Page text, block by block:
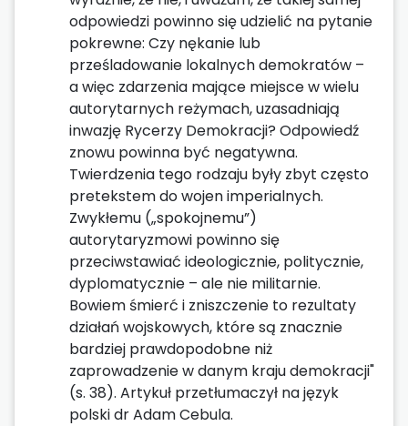
odpowiedzi powinno się udzielić na pytanie
pokrewne: Czy nękanie lub
prześladowanie lokalnych demokratów –
a więc zdarzenia mające miejsce w wielu
autorytarnych reżymach, uzasadniają
inwazję Rycerzy Demokracji? Odpowiedź
znowu powinna być negatywna.
Twierdzenia tego rodzaju były zbyt często
pretekstem do wojen imperialnych.
Zwykłemu („spokojnemu”)
autorytaryzmowi powinno się
przeciwstawiać ideologicznie, politycznie,
dyplomatycznie – ale nie militarnie.
Bowiem śmierć i zniszczenie to rezultaty
działań wojskowych, które są znacznie
bardziej prawdopodobne niż
zaprowadzenie w danym kraju demokracji"
(s. 38). Artykuł przetłumaczył na język
polski dr Adam Cebula.